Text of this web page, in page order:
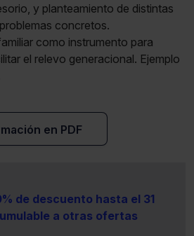
y planteamiento de distintas
concretos.
como instrumento para
el relevo generacional. Ejemplo
en PDF
de descuento hasta el 31
a otras ofertas